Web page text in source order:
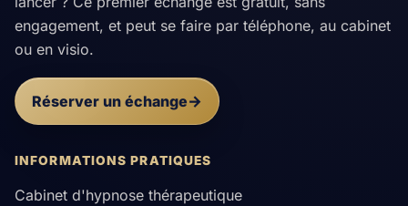
engagement, et peut se faire par téléphone, au cabinet
ou en visio.
Réserver un échange
INFORMATIONS PRATIQUES
Cabinet d'hypnose thérapeutique